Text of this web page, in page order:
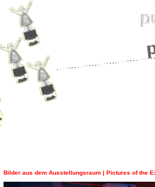
Bilder aus dem Ausstellungsraum | Pictures of the